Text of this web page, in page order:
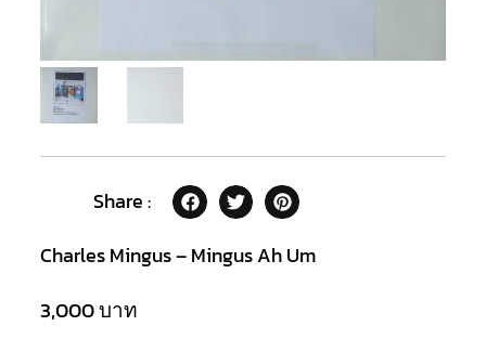
Share :
Charles Mingus – Mingus Ah Um
3,000บาท